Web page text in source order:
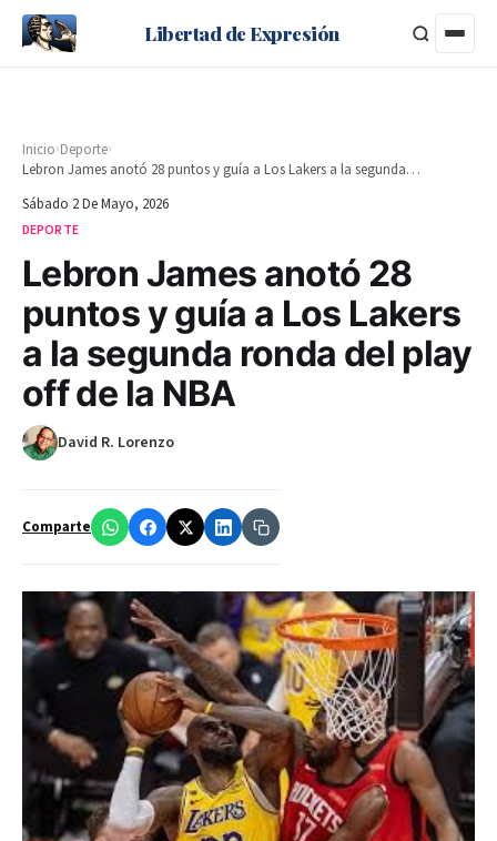
Libertad de Expresión
Inicio›Deporte›
Lebron James anotó 28 puntos y guía a Los Lakers a la segunda ronda del play off de la NBA
Sábado 2 De Mayo, 2026
DEPORTE
Lebron James anotó 28
puntos y guía a Los Lakers
a la segunda ronda del play
off de la NBA
David R. Lorenzo
Comparte